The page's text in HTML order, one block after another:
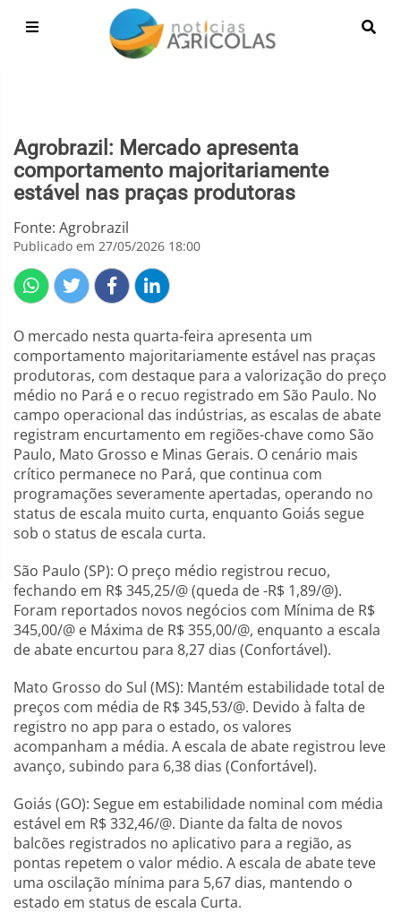
Agrobrazil: Mercado apresenta
comportamento majoritariamente
estável nas praças produtoras
Fonte: Agrobrazil
Publicado em 27/05/2026 18:00
O mercado nesta quarta-feira apresenta um
comportamento majoritariamente estável nas praças
produtoras, com destaque para a valorização do preço
médio no Pará e o recuo registrado em São Paulo. No
campo operacional das indústrias, as escalas de abate
registram encurtamento em regiões-chave como São
Paulo, Mato Grosso e Minas Gerais. O cenário mais
crítico permanece no Pará, que continua com
programações severamente apertadas, operando no
status de escala muito curta, enquanto Goiás segue
sob o status de escala curta.
São Paulo (SP): O preço médio registrou recuo,
fechando em R$ 345,25/@ (queda de -R$ 1,89/@).
Foram reportados novos negócios com Mínima de R$
345,00/@ e Máxima de R$ 355,00/@, enquanto a escala
de abate encurtou para 8,27 dias (Confortável).
Mato Grosso do Sul (MS): Mantém estabilidade total de
preços com média de R$ 345,53/@. Devido à falta de
registro no app para o estado, os valores
acompanham a média. A escala de abate registrou leve
avanço, subindo para 6,38 dias (Confortável).
Goiás (GO): Segue em estabilidade nominal com média
estável em R$ 332,46/@. Diante da falta de novos
balcões registrados no aplicativo para a região, as
pontas repetem o valor médio. A escala de abate teve
uma oscilação mínima para 5,67 dias, mantendo o
estado em status de escala Curta.